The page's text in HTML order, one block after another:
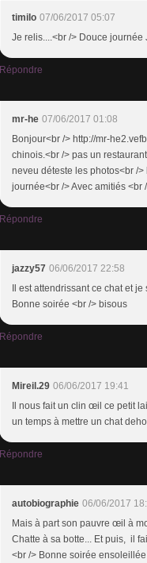
timilo 07/06/2017 05:07
Je relis....<br /> Douce
Répondre
mr-he 07/06/2017 01:08
Bonjour<br /> http://mr-
chinois.<br /> pas un
neveu déteste les photos<br /
journée<br /> Avec amitiés <br
Répondre
jazzy57 06/06/2017 22:58
Il est attendrissant ce chat et
Bonne soirée <br /> bisous
Répondre
Mireil.29 06/06/2017 19:41
Il nous fait un clin œil ce petit
un temps à mettre un chat
Répondre
autobiographie 06/06/2017
Mais à part son pauvre œil à
Chatte à sa botte... Et puis, il
<br /> Bonne soirée